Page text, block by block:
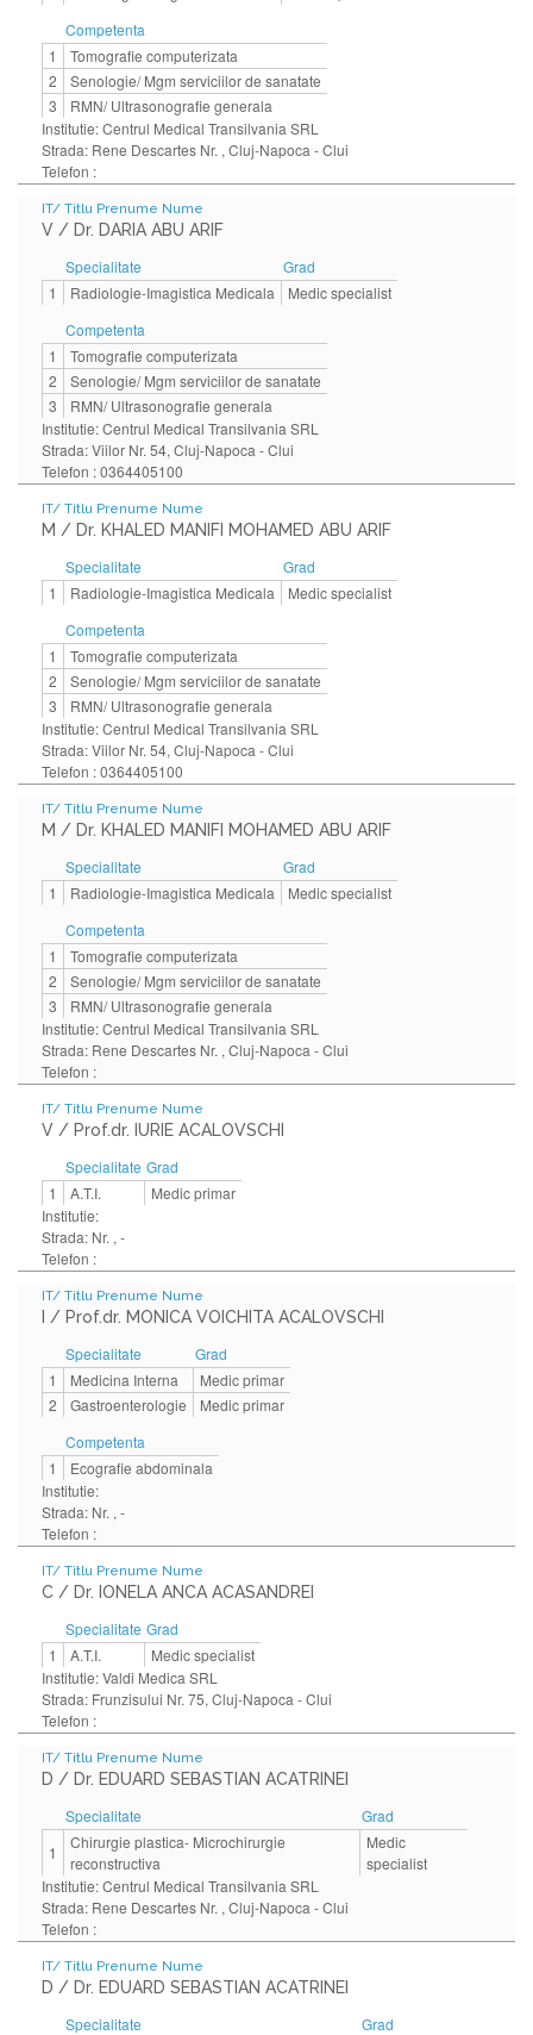
Competenta
1
Tomografie computerizata
2
Senologie/ Mgm serviciilor de sanatate
3
RMN/ Ultrasonografie generala
Institutie: Centrul Medical Transilvania SRL
Strada: Rene Descartes Nr. , Cluj-Napoca - Clui
Telefon :
IT/ Titlu Prenume Nume
V / Dr. DARIA ABU ARIF
Specialitate
Grad
1
Radiologie-Imagistica Medicala
Medic specialist
Competenta
1
Tomografie computerizata
2
Senologie/ Mgm serviciilor de sanatate
3
RMN/ Ultrasonografie generala
Institutie: Centrul Medical Transilvania SRL
Strada: Viilor Nr. 54, Cluj-Napoca - Clui
Telefon : 0364405100
IT/ Titlu Prenume Nume
M / Dr. KHALED MANIFI MOHAMED ABU ARIF
Specialitate
Grad
1
Radiologie-Imagistica Medicala
Medic specialist
Competenta
1
Tomografie computerizata
2
Senologie/ Mgm serviciilor de sanatate
3
RMN/ Ultrasonografie generala
Institutie: Centrul Medical Transilvania SRL
Strada: Viilor Nr. 54, Cluj-Napoca - Clui
Telefon : 0364405100
IT/ Titlu Prenume Nume
M / Dr. KHALED MANIFI MOHAMED ABU ARIF
Specialitate
Grad
1
Radiologie-Imagistica Medicala
Medic specialist
Competenta
1
Tomografie computerizata
2
Senologie/ Mgm serviciilor de sanatate
3
RMN/ Ultrasonografie generala
Institutie: Centrul Medical Transilvania SRL
Strada: Rene Descartes Nr. , Cluj-Napoca - Clui
Telefon :
IT/ Titlu Prenume Nume
V / Prof.dr. IURIE ACALOVSCHI
Specialitate Grad
1
A.T.I.
Medic primar
Institutie:
Strada: Nr. , -
Telefon :
IT/ Titlu Prenume Nume
I / Prof.dr. MONICA VOICHITA ACALOVSCHI
Specialitate
Grad
1
Medicina Interna
Medic primar
2
Gastroenterologie
Medic primar
Competenta
1
Ecografie abdominala
Institutie:
Strada: Nr. , -
Telefon :
IT/ Titlu Prenume Nume
C / Dr. IONELA ANCA ACASANDREI
Specialitate Grad
1
A.T.I.
Medic specialist
Institutie: Valdi Medica SRL
Strada: Frunzisului Nr. 75, Cluj-Napoca - Clui
Telefon :
IT/ Titlu Prenume Nume
D / Dr. EDUARD SEBASTIAN ACATRINEI
Specialitate
Grad
1
Chirurgie plastica- Microchirurgie
reconstructiva
Medic
specialist
Institutie: Centrul Medical Transilvania SRL
Strada: Rene Descartes Nr. , Cluj-Napoca - Clui
Telefon :
IT/ Titlu Prenume Nume
D / Dr. EDUARD SEBASTIAN ACATRINEI
Specialitate
Grad